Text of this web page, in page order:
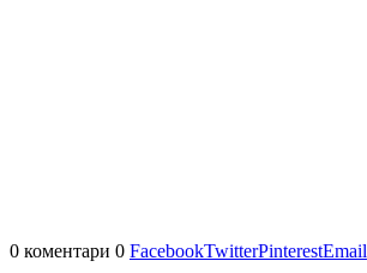
0 коментари 0 FacebookTwitterPinterestEmail